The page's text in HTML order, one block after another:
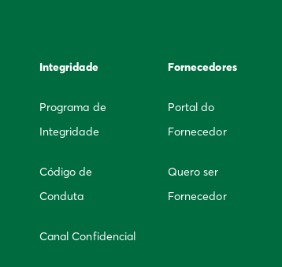
Integridade
Programa de
Integridade
Código de
Conduta
Canal Confidencial
Fornecedores
Portal do
Fornecedor
Quero ser
Fornecedor